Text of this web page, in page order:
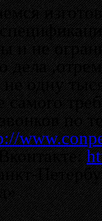
и не
дела
одну
самого
по